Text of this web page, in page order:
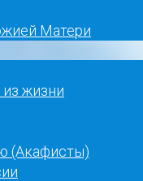
Матери
жизни
(Акафисты)